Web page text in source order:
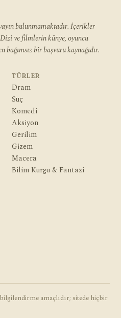
bulunmamaktadır. İçerikler
ve filmlerin künye, oyuncu
bir başvuru kaynağıdır.
TÜRLER
Dram
Suç
Komedi
Aksiyon
Gerilim
Gizem
Macera
Bilim Kurgu & Fantazi
amaçlıdır; sitede hiçbir